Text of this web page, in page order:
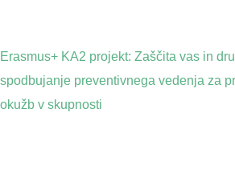
Erasmus+ KA2 projekt: Zaščita vas in
spodbujanje preventivnega vedenja za
okužb v skupnosti